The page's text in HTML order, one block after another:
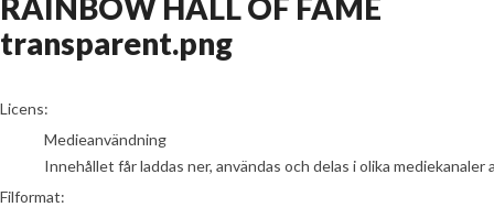
RAINBOW HALL OF FAME
transparent.png
go to media item
Licens:
Medieanvändning
Innehållet får laddas ner, användas och delas i olika
Filformat: